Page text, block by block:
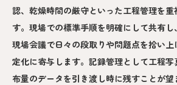
認、乾燥時間の厳守といった工程管理を重
す。現場での標準手順を明確にして共有
現場会議で日々の段取りや問題点を拾い
定化に寄与します。記録管理として工程
布量のデータを引き渡し時に残すことが